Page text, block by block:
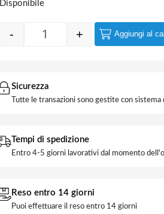
Disponibile
Spina Volante 16A 90° Nera
- + Aggiungi al
Sicurezza
Tutte le transazioni sono gestite con
Tempi di spedizione
Entro 4-5 giorni lavorativi dal momento
Reso entro 14 giorni
Puoi effettuare il reso entro 14 giorni